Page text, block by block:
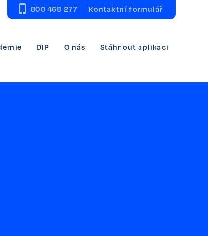
DIP O nás Stáhnout aplikaci
800 468 277 Kontaktní formulář